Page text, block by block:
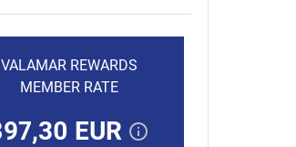
VALAMAR REWARDS
MEMBER RATE
EUR